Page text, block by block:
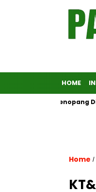
HOME
Jadi Penopang
Home /